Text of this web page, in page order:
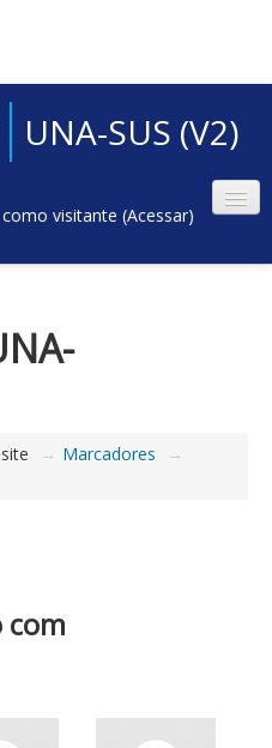
UNA-SUS (V2)
visitante (Acessar)
→ Marcadores
→
com